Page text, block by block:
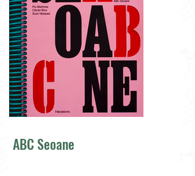
ABC Seoane